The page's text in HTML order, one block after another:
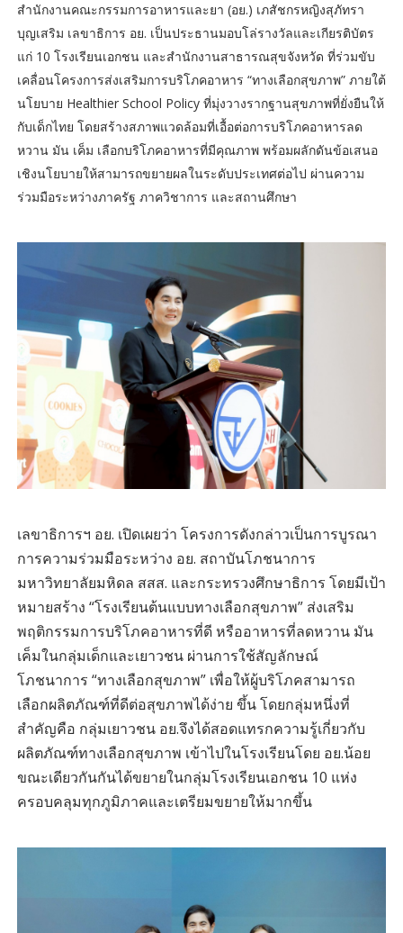
สำนักงานคณะกรรมการอาหารและยา (อย.) เภสัชกรหญิงสุภัทรา
บุญเสริม เลขาธิการ อย. เป็นประธานมอบโล่รางวัลและเกียรติบัตร
แก่ 10 โรงเรียนเอกชน และสำนักงานสาธารณสุขจังหวัด ที่ร่วมขับ
เคลื่อนโครงการส่งเสริมการบริโภคอาหาร “ทางเลือกสุขภาพ” ภายใต้
นโยบาย Healthier School Policy ที่มุ่งวางรากฐานสุขภาพที่ยั่งยืนให้
กับเด็กไทย โดยสร้างสภาพแวดล้อมที่เอื้อต่อการบริโภคอาหารลด
หวาน มัน เค็ม เลือกบริโภคอาหารที่มีคุณภาพ พร้อมผลักดันข้อเสนอ
เชิงนโยบายให้สามารถขยายผลในระดับประเทศต่อไป ผ่านความ
ร่วมมือระหว่างภาครัฐ ภาควิชาการ และสถานศึกษา
เลขาธิการฯ อย. เปิดเผยว่า โครงการดังกล่าวเป็นการบูรณา
การความร่วมมือระหว่าง อย. สถาบันโภชนาการ
มหาวิทยาลัยมหิดล สสส. และกระทรวงศึกษาธิการ โดยมีเป้า
หมายสร้าง “โรงเรียนต้นแบบทางเลือกสุขภาพ” ส่งเสริม
พฤติกรรมการบริโภคอาหารที่ดี หรืออาหารที่ลดหวาน มัน
เค็มในกลุ่มเด็กและเยาวชน ผ่านการใช้สัญลักษณ์
โภชนาการ “ทางเลือกสุขภาพ” เพื่อให้ผู้บริโภคสามารถ
เลือกผลิตภัณฑ์ที่ดีต่อสุขภาพได้ง่าย ขึ้น โดยกลุ่มหนึ่งที่
สำคัญคือ กลุ่มเยาวชน อย.จึงได้สอดแทรกความรู้เกี่ยวกับ
ผลิตภัณฑ์ทางเลือกสุขภาพ เข้าไปในโรงเรียนโดย อย.น้อย
ขณะเดียวกันกันได้ขยายในกลุ่มโรงเรียนเอกชน 10 แห่ง
ครอบคลุมทุกภูมิภาคและเตรียมขยายให้มากขึ้น